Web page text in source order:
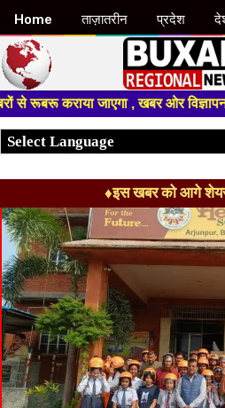
जाएगा , खबर ओर विज्ञापन के
♦इस खबर को आगे
Home ताज़ातरीन प्रदेश